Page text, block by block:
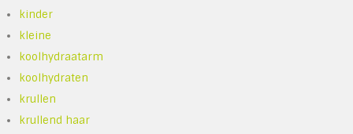
kinder
kleine
koolhydraatarm
koolhydraten
krullen
krullend haar